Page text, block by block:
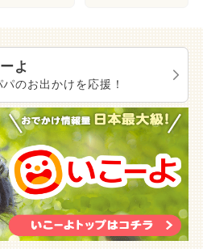
よ
のお出かけを応援！